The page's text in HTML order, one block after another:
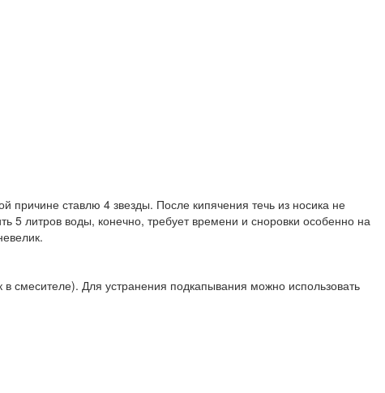
ставлю 4 звезды. После кипячения течь из носика не
5 литров воды, конечно, требует времени и сноровки особенно на
смесителе). Для устранения подкапывания можно использовать